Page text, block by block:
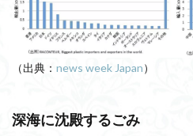
（出典： news week Japan）
深海に沈殿するごみ